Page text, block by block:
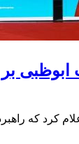
کرد که